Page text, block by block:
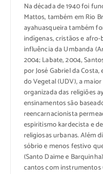
Na década de 1940 foi
Mattos, também em Rio
ayahuasqueira também
indígenas, cristãos e
influência da Umbanda
2004; Labate, 2004,
por José Gabriel da
do Vegetal (UDV), a
organizada das religiões
ensinamentos são
reencarnacionista
espiritismo kardecista e
religiosas urbanas. Além
sóbrio e menos festivo
(Santo Daime e
cantos com instrumentos